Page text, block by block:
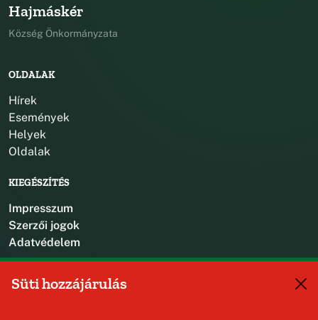
Hajmáskér
Község Önkormányzata
OLDALAK
Hírek
Események
Helyek
Oldalak
KIEGÉSZÍTÉS
Impresszum
Szerzői jogok
Adatvédelem
Süti hozzájárulás